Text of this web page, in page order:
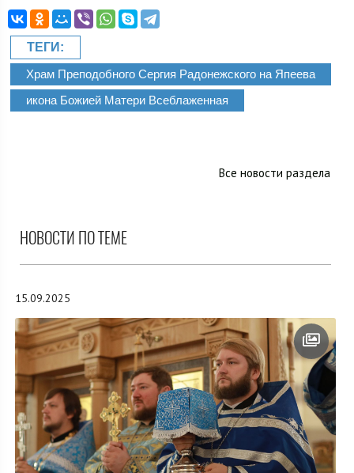
ТЕГИ:
Храм Преподобного Сергия Радонежского на Япеева
икона Божией Матери Всеблаженная
Все новости раздела
НОВОСТИ ПО ТЕМЕ
15.09.2025